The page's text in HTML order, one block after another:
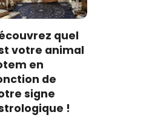
quel
votre animal
en
de
signe
!